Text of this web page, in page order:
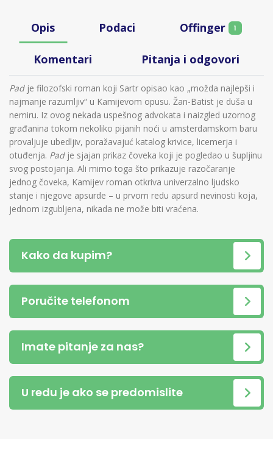
Opis Podaci Offinger 1
Komentari Pitanja i odgovori
Pad je filozofski roman koji Sartr opisao kao „možda najlepši i
najmanje razumljiv“ u Kamijevom opusu. Žan-Batist je duša u
nemiru. Iz ovog nekada uspešnog advokata i naizgled uzornog
građanina tokom nekoliko pijanih noći u amsterdamskom baru
provaljuje ubedljiv, poražavajuć katalog krivice, licemerja i
otuđenja. Pad je sjajan prikaz čoveka koji je pogledao u šupljinu
svog postojanja. Ali mimo toga što prikazuje razočaranje
jednog čoveka, Kamijev roman otkriva univerzalno ljudsko
stanje i njegove apsurde – u prvom redu apsurd nevinosti koja,
jednom izgubljena, nikada ne može biti vraćena.
Kako da kupim?
Poručite telefonom
Imate pitanje za nas?
U redu je ako se predomislite